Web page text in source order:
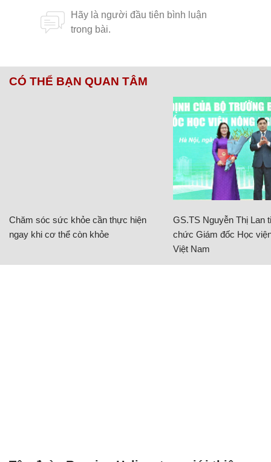
CÓ THỂ BẠN QUAN TÂM
Chăm sóc sức khỏe cần thực hiện
ngay khi cơ thể còn khỏe
GS.TS Nguyễn Thị Lan
chức Giám đốc Học
Việt Nam